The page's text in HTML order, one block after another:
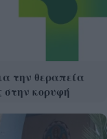
την θεραπεία
στην κορυφή